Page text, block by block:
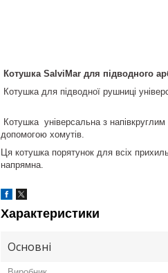
Котушка SalviMar для підводного
Котушка для підводної рушниці
Котушка універсальна з
допомогою хомутів.
Ця котушка порятунок для всіх
напрямна.
Характеристики
Основні